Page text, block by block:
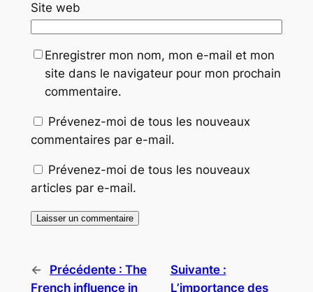
Site web
Enregistrer mon nom, mon e-mail et mon
site dans le navigateur pour mon prochain
commentaire.
Prévenez-moi de tous les nouveaux
commentaires par e-mail.
Prévenez-moi de tous les nouveaux
articles par e-mail.
← Précédente : The
French influence in
Suivante :
L’importance des